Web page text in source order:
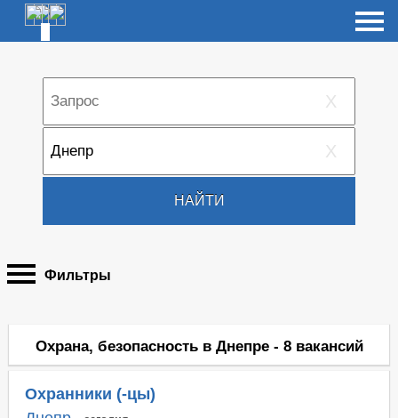
X
X
НАЙТИ
Фильтры
Охрана, безопасность в Днепре - 8 вакансий
Охранники (-цы)